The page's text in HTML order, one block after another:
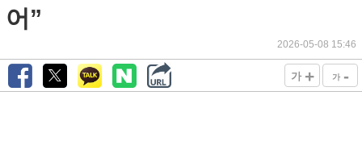
어”
2026-05-08 15:46
가 + 가 -